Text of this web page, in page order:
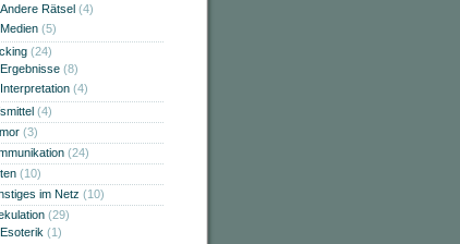
Andere Rätsel (4)
Medien (5)
(24)
Ergebnisse (8)
Interpretation (4)
(4)
(3)
(24)
(10)
im Netz (10)
(29)
Esoterik (1)